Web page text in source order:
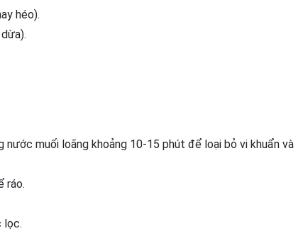
héo).
muối loãng khoảng 10-15 phút để loại bỏ vi khuẩn và
ráo.
lọc.